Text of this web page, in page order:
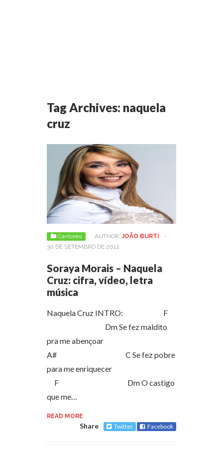
Tag Archives: naquela
cruz
Cantores AUTHOR: JOÃO BURTI
-
30 DE SETEMBRO DE 2012
Soraya Morais – Naquela
Cruz: cifra, vídeo, letra
música
Naquela Cruz INTRO: F
Dm Se fez maldito
pra me abençoar
A# C Se fez pobre
para me enriquecer
F Dm O castigo
que me…
READ MORE
Share Twitter Facebook